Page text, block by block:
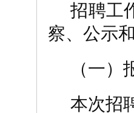
招聘工
察、公示
（一
本次招